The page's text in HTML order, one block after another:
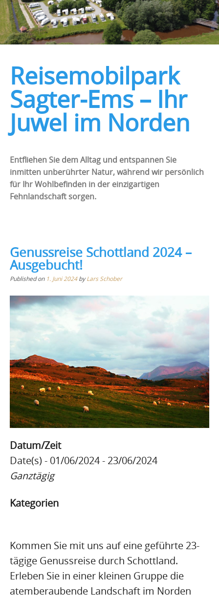
Reisemobilpark
Sagter-Ems – Ihr
Juwel im Norden
Entfliehen Sie dem Alltag und entspannen Sie
inmitten unberührter Natur, während wir persönlich
für Ihr Wohlbefinden in der einzigartigen
Fehnlandschaft sorgen.
Genussreise Schottland 2024 –
Ausgebucht!
Published on 1. Juni 2024byLars Schober
Datum/Zeit
Date(s) - 01/06/2024 - 23/06/2024
Ganztägig
Kategorien
Kommen Sie mit uns auf eine geführte 23-
tägige Genussreise durch Schottland.
Erleben Sie in einer kleinen Gruppe die
atemberaubende Landschaft im Norden